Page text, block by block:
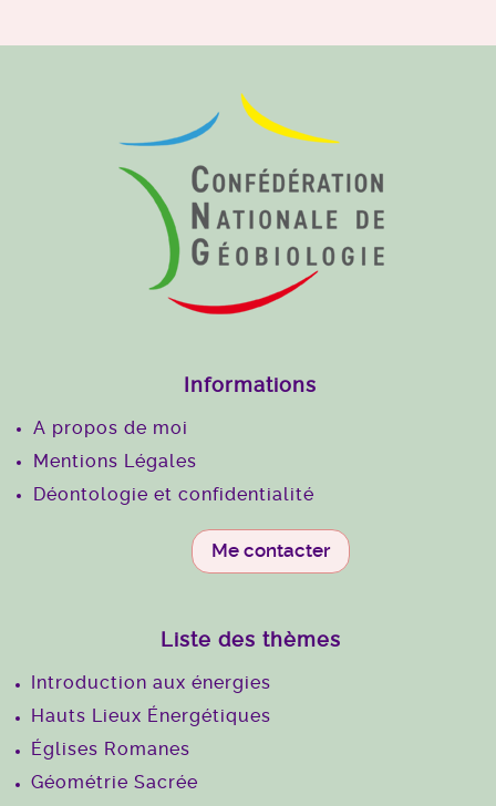
Informations
A propos de moi
Mentions Légales
Déontologie et confidentialité
Me contacter
Liste des thèmes
Introduction aux énergies
Hauts Lieux Énergétiques
Églises Romanes
Géométrie Sacrée